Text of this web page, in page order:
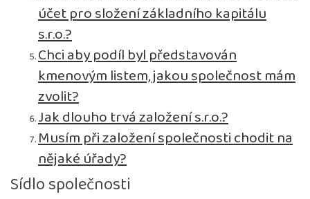
účet pro složení základního kapitálu
s.r.o.?
Chci aby podíl byl představován
kmenovým listem, jakou společnost mám
zvolit?
Jak dlouho trvá založení s.r.o.?
Musím při založení společnosti chodit na
nějaké úřady?
Sídlo společnosti